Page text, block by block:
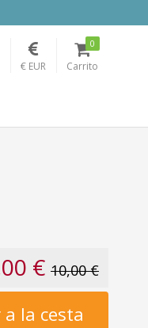
€ EUR Carrito
0
€ 10,00 €
la cesta